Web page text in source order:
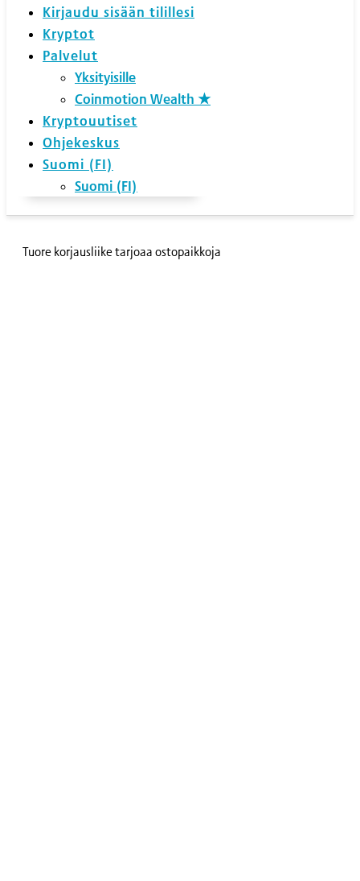
Kirjaudu sisään tilillesi
Kryptot
Palvelut
Yksityisille
Coinmotion Wealth ★
Kryptouutiset
Ohjekeskus
Suomi (FI)
Suomi (FI)
Tuore korjausliike tarjoaa ostopaikkoja